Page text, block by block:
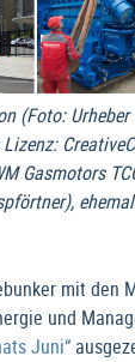
(Foto:
Gasmotors
mit den
und
Juni“